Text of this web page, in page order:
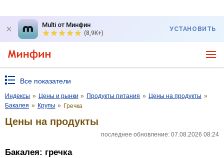
Multi от Минфин
(8,9K+)
УСТАНОВИТЬ
Все показатели
Индексы » Цены и рынки » Продукты питания » Цены на продукты »
Бакалея » Крупы » Гречка
Цены на продукты
последнее обновление: 07.08.2026 08:24
Бакалея: гречка